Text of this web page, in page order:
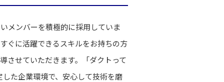
メンバーを積極的に採用していま
ぐに活躍できるスキルをお持ちの方
させていただきます。「ダクトって
た企業環境で、安心して技術を磨